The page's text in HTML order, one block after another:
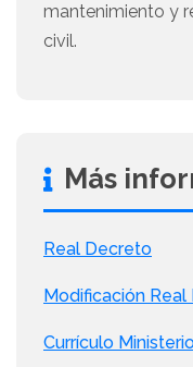
mantenimiento y
civil.
Más
Real Decreto
Modificación
Currículo